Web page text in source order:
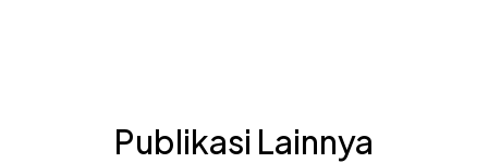
Publikasi Lainnya